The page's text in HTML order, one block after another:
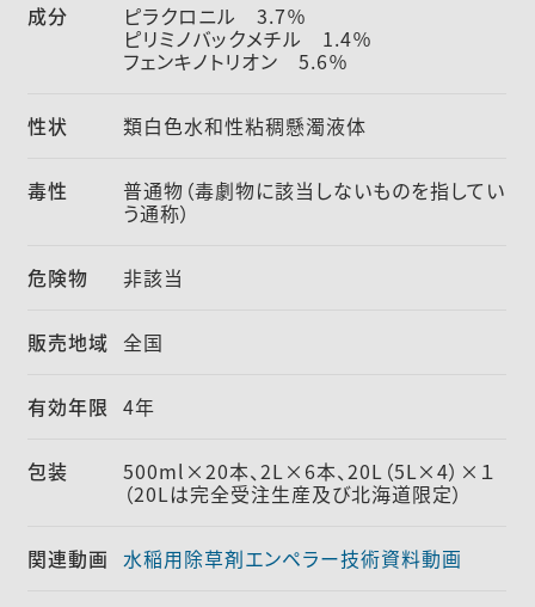
成分 ピラクロニル 3.7％
ピリミノバックメチル 1.4％
フェンキノトリオン 5.6％
性状 類白色水和性粘稠懸濁液体
毒性 普通物（毒劇物に該当しないものを指してい
う通称）
危険物 非該当
販売地域 全国
有効年限 4年
包装 500ml×20本、2L×6本、20L（5L×4）×１
（20Lは完全受注生産及び北海道限定）
関連動画 水稲用除草剤エンペラー技術資料動画